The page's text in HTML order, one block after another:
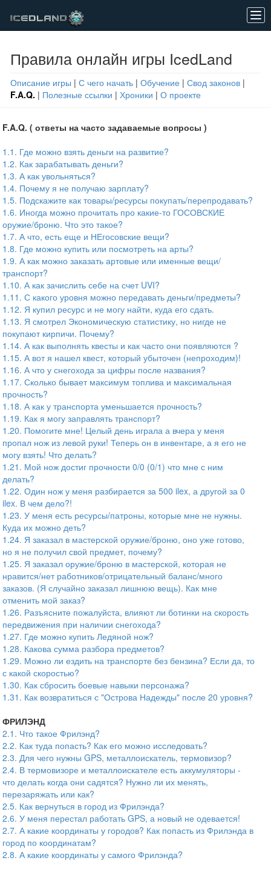
Правила онлайн игры IcedLand
Описание игры | С чего начать | Обучение | Свод законов |
F.A.Q. | Полезные ссылки | Хроники | О проекте
F.A.Q. ( ответы на часто задаваемые вопросы )
1.1. Где можно взять деньги на развитие?
1.2. Как зарабатывать деньги?
1.3. А как увольняться?
1.4. Почему я не получаю зарплату?
1.5. Подскажите как товары/ресурсы покупать/перепродавать?
1.6. Иногда можно прочитать про какие-то ГОСОВСКИЕ
оружие/броню. Что это такое?
1.7. А что, есть еще и НЕгосовские вещи?
1.8. Где можно купить или посмотреть на арты?
1.9. А как можно заказать артовые или именные вещи/
транспорт?
1.10. А как зачислить себе на счет UVI?
1.11. С какого уровня можно передавать деньги/предметы?
1.12. Я купил ресурс и не могу найти, куда его сдать.
1.13. Я смотрел Экономическую статистику, но нигде не
покупают кирпичи. Почему?
1.14. А как выполнять квесты и как часто они появляются ?
1.15. А вот я нашел квест, который убыточен (непроходим)!
1.16. А что у снегохода за цифры после названия?
1.17. Сколько бывает максимум топлива и максимальная
прочность?
1.18. А как у транспорта уменьшается прочность?
1.19. Как я могу заправлять транспорт?
1.20. Помогите мне! Целый день играла а вчера у меня
пропал нож из левой руки! Теперь он в инвентаре, а я его не
могу взять! Что делать?
1.21. Мой нож достиг прочности 0/0 (0/1) что мне с ним
делать?
1.22. Один нож у меня разбирается за 500 ilex, а другой за 0
ilex. В чем дело?!
1.23. У меня есть ресурсы/патроны, которые мне не нужны.
Куда их можно деть?
1.24. Я заказал в мастерской оружие/броню, оно уже готово,
но я не получил свой предмет, почему?
1.25. Я заказал оружие/броню в мастерской, которая не
нравится/нет работников/отрицательный баланс/много
заказов. (Я случайно заказал лишнюю вещь). Как мне
отменить мой заказ?
1.26. Разъясните пожалуйста, влияют ли ботинки на скорость
передвижения при наличии снегохода?
1.27. Где можно купить Ледяной нож?
1.28. Какова сумма разбора предметов?
1.29. Можно ли ездить на транспорте без бензина? Если да, то
с какой скоростью?
1.30. Как сбросить боевые навыки персонажа?
1.31. Как возвратиться с "Острова Надежды" после 20 уровня?
ФРИЛЭНД
2.1. Что такое Фрилэнд?
2.2. Как туда попасть? Как его можно исследовать?
2.3. Для чего нужны GPS, металлоискатель, термовизор?
2.4. В термовизоре и металлоискателе есть аккумуляторы -
что делать когда они садятся? Нужно ли их менять,
перезаряжать или как?
2.5. Как вернуться в город из Фрилэнда?
2.6. У меня перестал работать GPS, а новый не одевается!
2.7. А какие координаты у городов? Как попасть из Фрилэнда в
город по координатам?
2.8. А какие координаты у самого Фрилэнда?